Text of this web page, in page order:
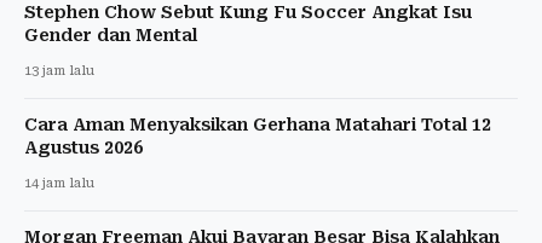
Stephen Chow Sebut Kung Fu Soccer Angkat Isu
Gender dan Mental
13 jam lalu
Cara Aman Menyaksikan Gerhana Matahari Total 12
Agustus 2026
14 jam lalu
Morgan Freeman Akui Bayaran Besar Bisa Kalahkan